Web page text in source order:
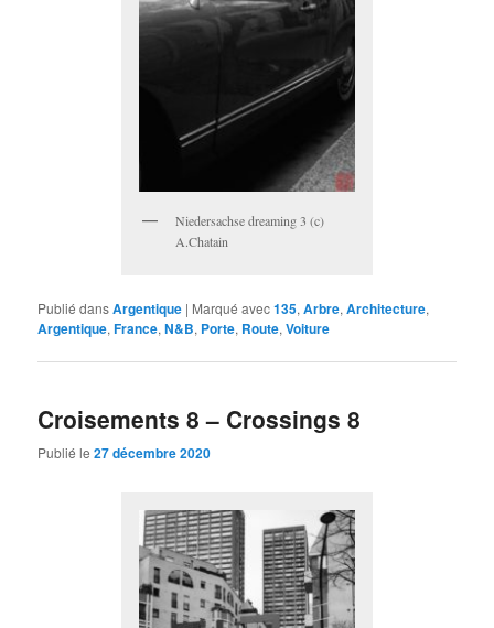
Niedersachse dreaming 3 (c)
A.Chatain
Publié dansArgentique | Marqué avec135,Arbre,Architecture,
Argentique,France,N&B, Porte, Route,Voiture
Croisements 8 – Crossings 8
Publié le27 décembre 2020